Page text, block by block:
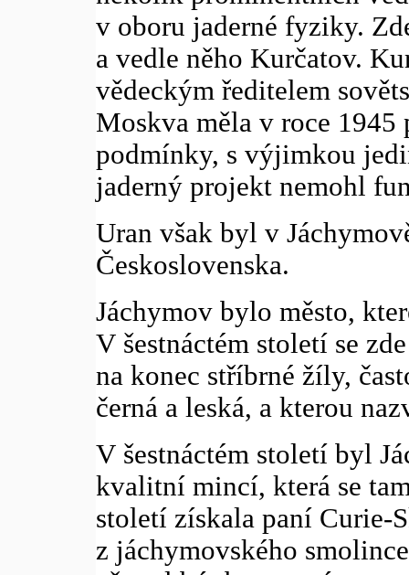
v oboru jaderné fyziky.
a vedle něho Kurčatov.
vědeckým ředitelem
Moskva měla v roce
podmínky, s výjimkou
jaderný projekt nemohl
Uran však byl v
Československa.
Jáchymov bylo město,
V šestnáctém století se
na konec stříbrné žíly,
černá a leská, a kterou
V šestnáctém století byl
kvalitní mincí, která se
století získala paní Curie-
z jáchymovského